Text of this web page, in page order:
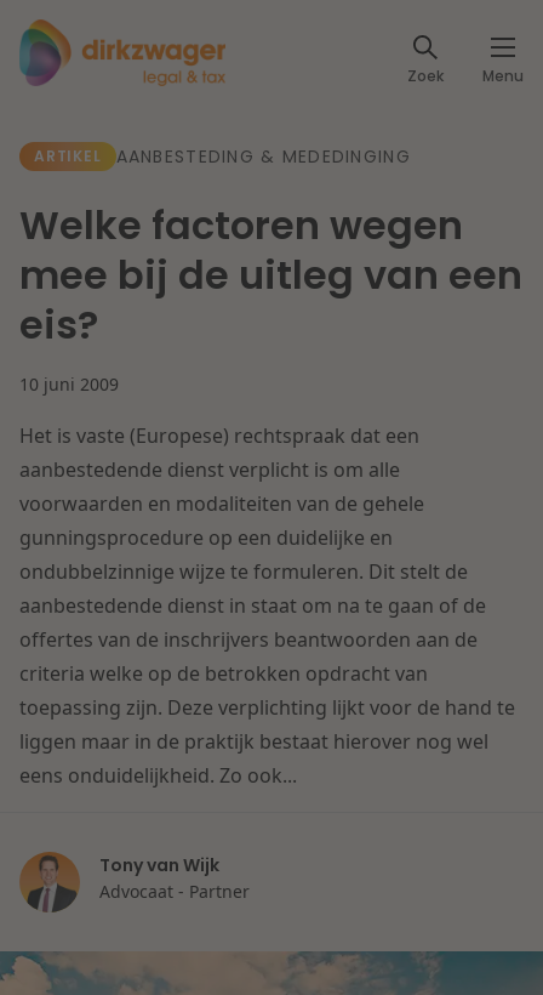
Zoek Menu
Expertises
Fiscaal
Arbeid & Pensioen
IE & Innovatie
Herstructurering & Insolventie
Energie
Zorg & Sociaal domein
Overheid & Omgeving
Aanbesteding & Mededinging
Dichtbij een toekomstbestendige zorg
Lees meer
Dichtbij de kansen en uitdagingen in de
woningbouw
Artikelen
Klantcases
Events
Specialisten
Over ons
Over Dirkzwager
Internationale partners
Nieuws
Werken bij
Contact
Nederlands
ARTIKEL AANBESTEDING & MEDEDINGING
Welke factoren wegen
mee bij de uitleg van een
eis?
10 juni 2009
Het is vaste (Europese) rechtspraak dat een
aanbestedende dienst verplicht is om alle
voorwaarden en modaliteiten van de gehele
gunningsprocedure op een duidelijke en
ondubbelzinnige wijze te formuleren. Dit stelt de
aanbestedende dienst in staat om na te gaan of de
offertes van de inschrijvers beantwoorden aan de
criteria welke op de betrokken opdracht van
toepassing zijn. Deze verplichting lijkt voor de hand te
liggen maar in de praktijk bestaat hierover nog wel
eens onduidelijkheid. Zo ook...
Tony van Wijk
Advocaat - Partner